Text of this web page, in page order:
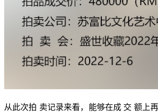
从此次拍 卖记录来看，能够在成 交 额上